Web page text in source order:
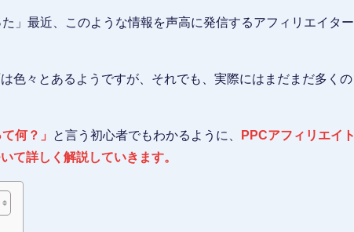
」最近、このような情報を声高に発信するアフィリエイター
色々とあるようですが、それでも、実際にはまだまだ多くの
何？」 と言う初心者でもわかるように、
PPCアフィリエイト
て詳しく解説していきます。